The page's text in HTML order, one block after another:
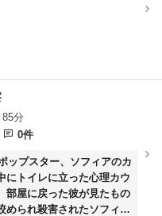
分
0件
ップスター、ソフィアのカ
にトイレに立った心理カウ
部屋に戻った彼が見たもの
められ殺害されたソフィア